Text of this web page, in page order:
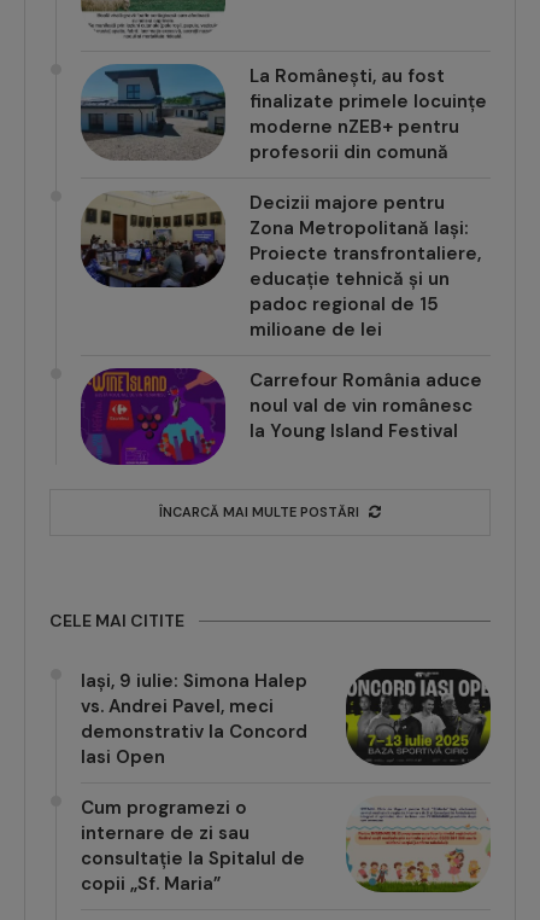
La Românești, au fost
finalizate primele locuințe
moderne nZEB+ pentru
profesorii din comună
Decizii majore pentru
Zona Metropolitană Iași:
Proiecte transfrontaliere,
educație tehnică și un
padoc regional de 15
milioane de lei
Carrefour România aduce
noul val de vin românesc
la Young Island Festival
ÎNCARCĂ MAI MULTE POSTĂRI
CELE MAI CITITE
Iași, 9 iulie: Simona Halep
vs. Andrei Pavel, meci
demonstrativ la Concord
Iasi Open
Cum programezi o
internare de zi sau
consultație la Spitalul de
copii „Sf. Maria”